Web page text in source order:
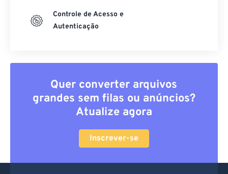
Controle de Acesso e
Autenticação
Quer converter arquivos
grandes sem filas ou anúncios?
Atualize agora
Inscrever-se